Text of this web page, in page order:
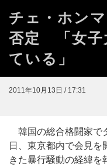
チェ・ホン
否定 「女子
ている」
2011年10月13日 / 17:31
韓国の総合格闘家で
日、東京都内で会見を
きた暴行騒動の経緯を